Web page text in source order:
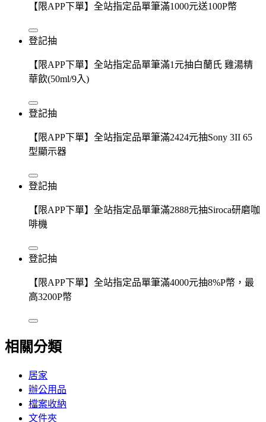
【限APP下單】全站指定品單筆滿1000元送100P幣
登記抽
【限APP下單】全站指定品單筆滿1元抽白蘭氏 雞湯精
華飲(50ml/9入)
登記抽
【限APP下單】全站指定品單筆滿2424元抽Sony 3II 65
型顯示器
登記抽
【限APP下單】全站指定品單筆滿2888元抽Siroca研磨咖
啡機
登記抽
【限APP下單】全站指定品單筆滿4000元抽8%P幣，最
高3200P幣
相關分類
居家
辦公用品
檔案收納
文件夾